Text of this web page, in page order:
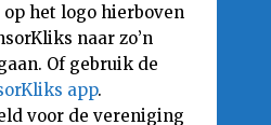
het logo hierboven
naar zo’n
Of gebruik de
app.
voor de vereniging